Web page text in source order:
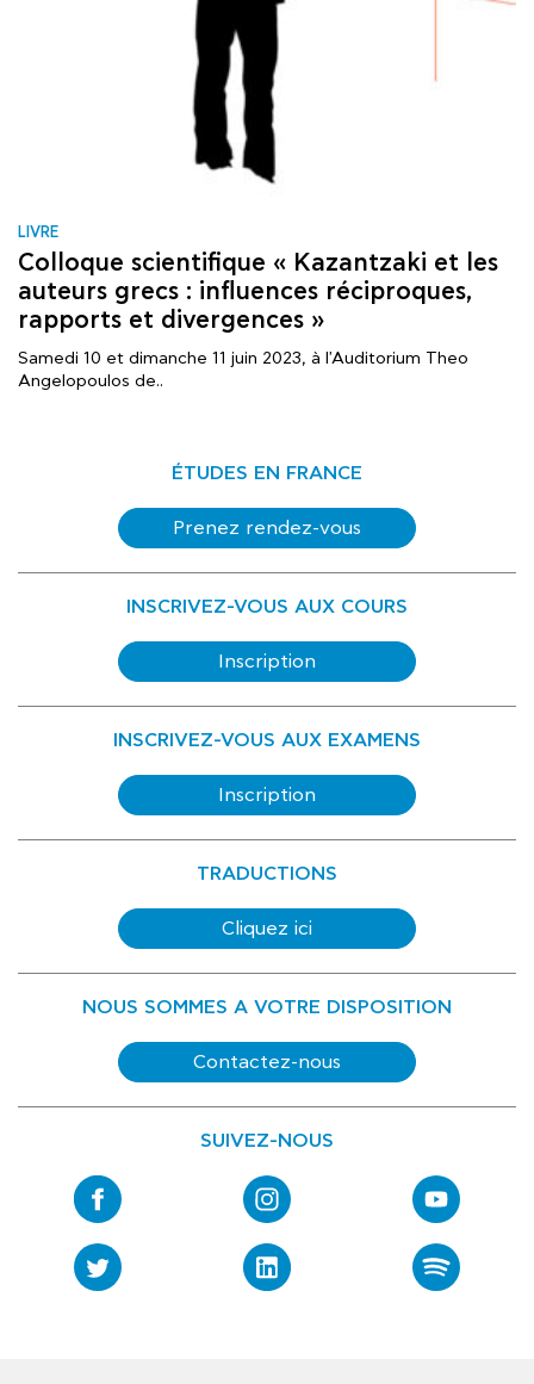
LIVRE
Colloque scientifique « Kazantzaki et les
auteurs grecs : influences réciproques,
rapports et divergences »
Samedi 10 et dimanche 11 juin 2023, à l'Auditorium Theo
Angelopoulos de..
ÉTUDES EN FRANCE
Prenez rendez-vous
INSCRIVEZ-VOUS AUX COURS
Inscription
INSCRIVEZ-VOUS AUX EXAMENS
Inscription
TRADUCTIONS
Cliquez ici
NOUS SOMMES A VOTRE DISPOSITION
Contactez-nous
SUIVEZ-NOUS